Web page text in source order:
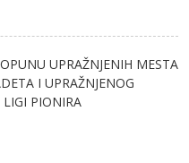
UPRAŽNJENIH MESTA
I UPRAŽNJENOG
LIGI PIONIRA